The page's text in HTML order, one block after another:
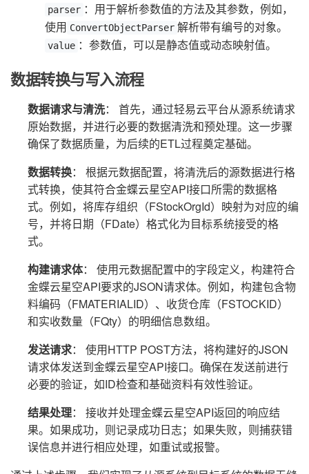
parser ：用于解析参数值的方法及其参数，例如，
使用 ConvertObjectParser 解析带有编号的对象。
value ：参数值，可以是静态值或动态映射值。
数据转换与写入流程
数据请求与清洗： 首先，通过轻易云平台从源系统请求
原始数据，并进行必要的数据清洗和预处理。这一步骤
确保了数据质量，为后续的ETL过程奠定基础。
数据转换： 根据元数据配置，将清洗后的源数据进行格
式转换，使其符合金蝶云星空API接口所需的数据格
式。例如，将库存组织（FStockOrgId）映射为对应的编
号，并将日期（FDate）格式化为目标系统接受的格
式。
构建请求体： 使用元数据配置中的字段定义，构建符合
金蝶云星空API要求的JSON请求体。例如，构建包含物
料编码（FMATERIALID）、收货仓库（FSTOCKID）
和实收数量（FQty）的明细信息数组。
发送请求： 使用HTTP POST方法，将构建好的JSON
请求体发送到金蝶云星空API接口。确保在发送前进行
必要的验证，如ID检查和基础资料有效性验证。
结果处理： 接收并处理金蝶云星空API返回的响应结
果。如果成功，则记录成功日志；如果失败，则捕获错
误信息并进行相应处理，如重试或报警。